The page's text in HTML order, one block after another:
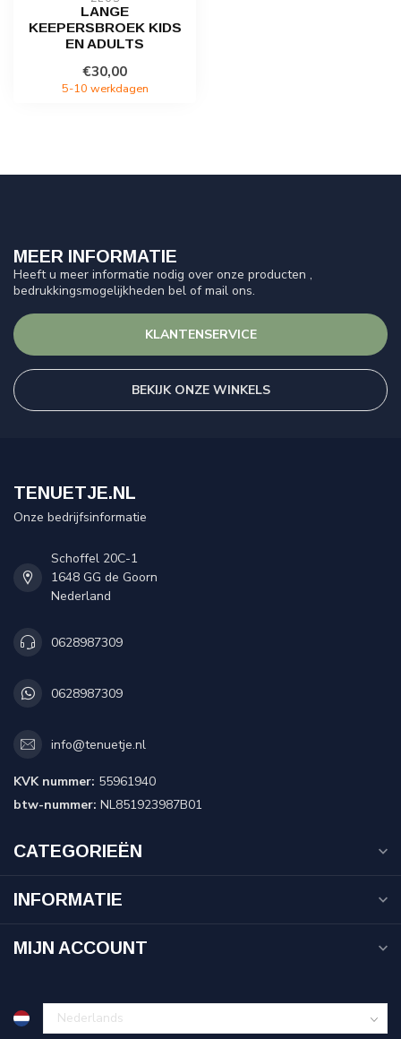
LANGE
KEEPERSBROEK KIDS
EN ADULTS
€30,00
5-10 werkdagen
MEER INFORMATIE
Heeft u meer informatie nodig over onze producten ,
bedrukkingsmogelijkheden bel of mail ons.
KLANTENSERVICE
BEKIJK ONZE WINKELS
TENUETJE.NL
Onze bedrijfsinformatie
Schoffel 20C-1
1648 GG de Goorn
Nederland
0628987309
0628987309
info@tenuetje.nl
KVK nummer: 55961940
btw-nummer: NL851923987B01
CATEGORIEËN
INFORMATIE
MIJN ACCOUNT